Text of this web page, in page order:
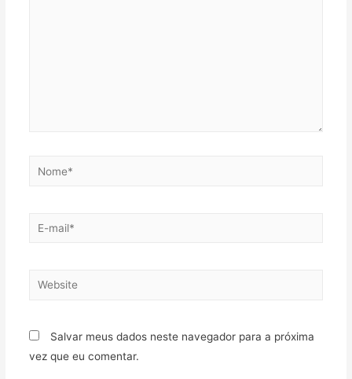
Salvar meus dados neste navegador para a próxima
vez que eu comentar.